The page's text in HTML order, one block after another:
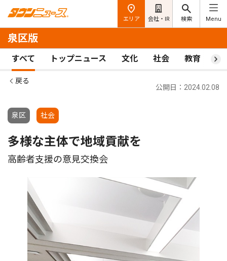
エリア 会社・IR 検索 Menu
泉区版
すべて トップニュース 文化 社会 教育 ス
戻る
泉区 社会
公開日：2024.02.08
多様な主体で地域貢献を
高齢者支援の意見交換会